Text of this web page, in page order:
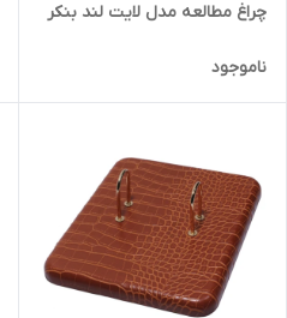
چراغ مطالعه مدل لایت لند بنکر
ناموجود